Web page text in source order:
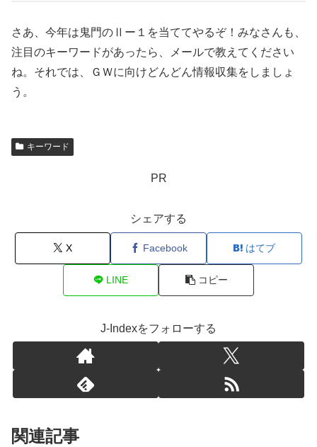
さあ、今年は鬼門のⅡー１を当ててやるぞ！みなさんも、
注目のキーワードがあったら、メールで教えてください
ね。それでは、ＧＷに向けどんどん情報収集をしましょ
う。
キーワード
PR
シェアする
X Facebook はてブ
LINE コピー
J-Indexをフォローする
関連記事